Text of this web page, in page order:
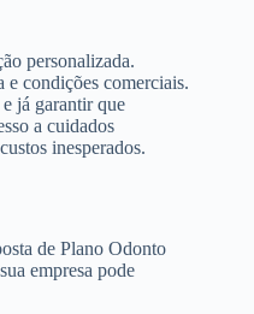
personalizada.
e condições comerciais.
já garantir que
a cuidados
inesperados.
de Plano Odonto
empresa pode